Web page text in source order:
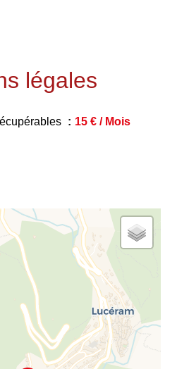
légales
15 € / Mois